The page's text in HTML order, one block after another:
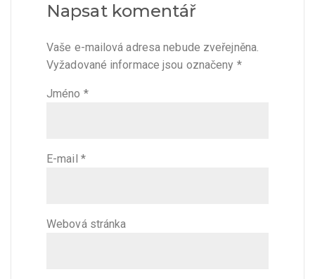
Napsat komentář
Vaše e-mailová adresa nebude zveřejněna.
Vyžadované informace jsou označeny *
Jméno *
E-mail *
Webová stránka